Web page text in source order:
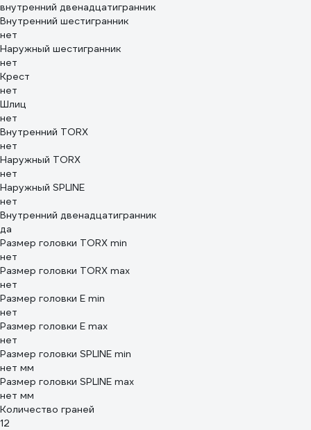
внутренний двенадцатигранник
Внутренний шестигранник
нет
Наружный шестигранник
нет
Крест
нет
Шлиц
нет
Внутренний TORX
нет
Наружный TORX
нет
Наружный SPLINE
нет
Внутренний двенадцатигранник
да
Размер головки TORX min
нет
Размер головки TORX max
нет
Размер головки E min
нет
Размер головки E max
нет
Размер головки SPLINE min
нет мм
Размер головки SPLINE max
нет мм
Количество граней
12